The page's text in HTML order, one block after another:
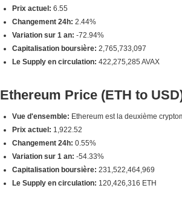
Prix actuel: 6.55
Changement 24h: 2.44%
Variation sur 1 an: -72.94%
Capitalisation boursière: 2,765,733,097
Le Supply en circulation: 422,275,285 AVAX
Ethereum Price (ETH to
Vue d'ensemble: Ethereum est la deuxième
Prix actuel: 1,922.52
Changement 24h: 0.55%
Variation sur 1 an: -54.33%
Capitalisation boursière: 231,522,464,969
Le Supply en circulation: 120,426,316 ETH